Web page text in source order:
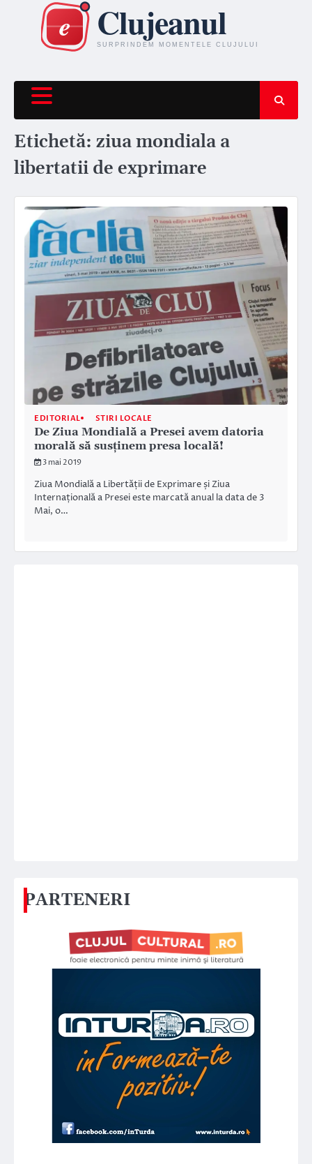
content
Etichetă: ziua mondiala a
libertatii de exprimare
EDITORIAL STIRI LOCALE
De Ziua Mondială a Presei avem datoria
morală să susținem presa locală!
3 mai 2019
Ziua Mondială a Libertății de Exprimare și Ziua
Internațională a Presei este marcată anual la data de 3
Mai, o…
PARTENERI